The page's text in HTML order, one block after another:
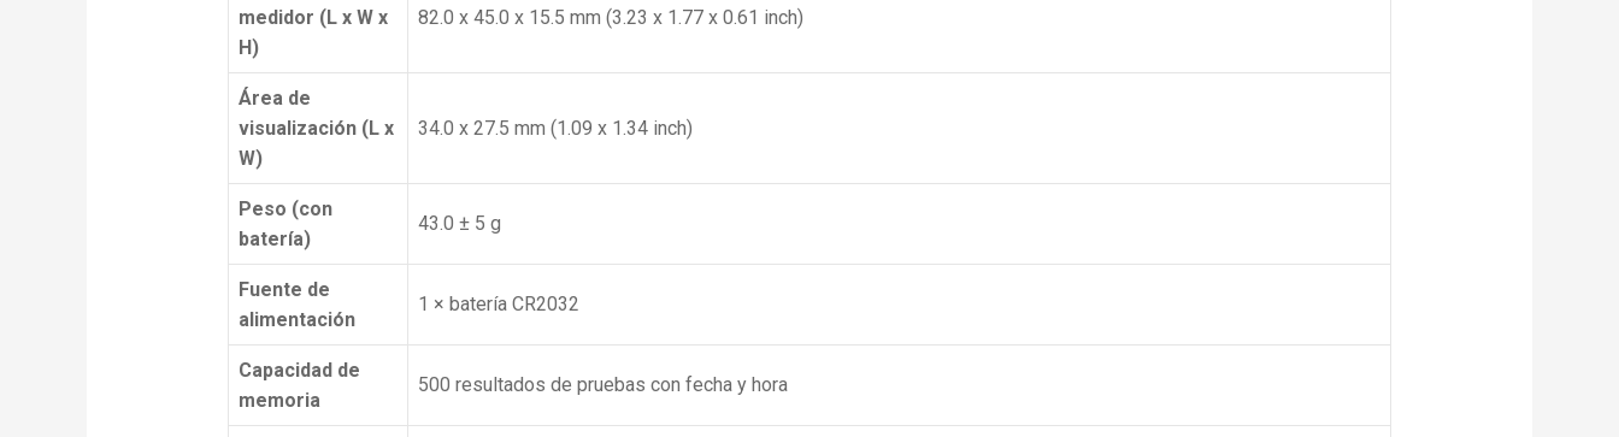
medidor (L x W x
H)
82.0 x 45.0 x 15.5 mm (3.23 x 1.77 x 0.61 inch)
Área de
visualización (L x
W)
34.0 x 27.5 mm (1.09 x 1.34 inch)
Peso (con
batería)
43.0 ± 5 g
Fuente de
alimentación
1 × batería CR2032
Capacidad de
memoria
500 resultados de pruebas con fecha y hora